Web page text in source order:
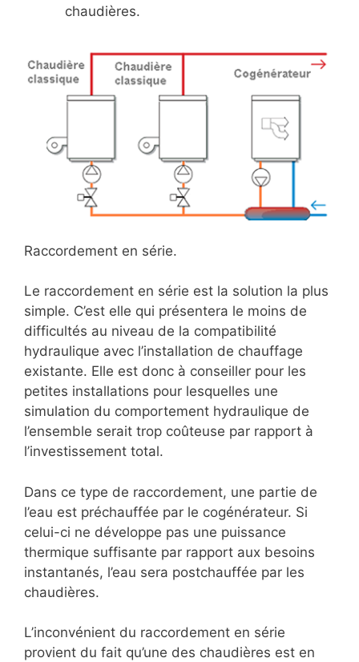
chaudières.
Raccordement en série.
Le raccordement en série est la solution la plus
simple. C’est elle qui présentera le moins de
difficultés au niveau de la compatibilité
hydraulique avec l’installation de chauffage
existante. Elle est donc à conseiller pour les
petites installations pour lesquelles une
simulation du comportement hydraulique de
l’ensemble serait trop coûteuse par rapport à
l’investissement total.
Dans ce type de raccordement, une partie de
l’eau est préchauffée par le cogénérateur. Si
celui-ci ne développe pas une puissance
thermique suffisante par rapport aux besoins
instantanés, l’eau sera postchauffée par les
chaudières.
L’inconvénient du raccordement en série
provient du fait qu’une des chaudières est en